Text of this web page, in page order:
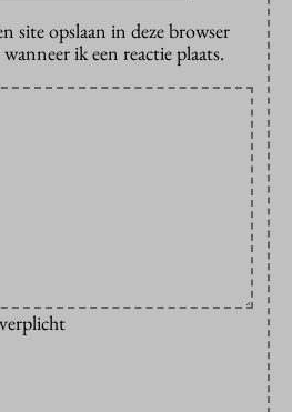
site opslaan in deze browser
ik een reactie plaats.